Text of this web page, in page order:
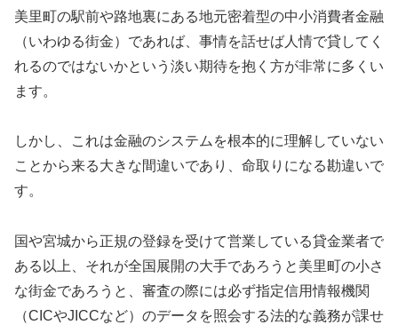
美里町の駅前や路地裏にある地元密着型の中小消費者金融
（いわゆる街金）であれば、事情を話せば人情で貸してく
れるのではないかという淡い期待を抱く方が非常に多くい
ます。
しかし、これは金融のシステムを根本的に理解していない
ことから来る大きな間違いであり、命取りになる勘違いで
す。
国や宮城から正規の登録を受けて営業している貸金業者で
ある以上、それが全国展開の大手であろうと美里町の小さ
な街金であろうと、審査の際には必ず指定信用情報機関
（CICやJICCなど）のデータを照会する法的な義務が課せ